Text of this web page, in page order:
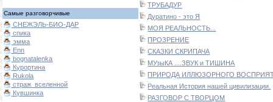
ТРУБАДУР
Дуратино - это Я
МОЯ РЕАЛЬНОСТЬ...
ПРОЗРЕНИЕ
СКАЗКИ СКРИПАЧА
МУзыКА ....ЗВУК и ТИШИНА
ПРИРОДА ИЛЛЮЗОРНОГО
Реальная История нашей цивилизации.
РАЗГОВОР С ТВОРЦОМ
Самые разговорчивые
СНЕЖЭЛЬ-БИО-ДАР
спика
эмма
Enn
bognatalenka
Курортина
Rukola
страж_вселенной
Кувшинка